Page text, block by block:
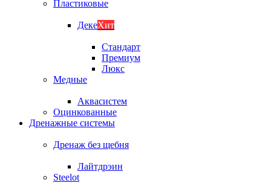
Пластиковые
ДекеХит
Стандарт
Премиум
Люкс
Медные
Аквасистем
Оцинкованные
Дренажные системы
Дренаж без щебня
Лайтдрэин
Steelot